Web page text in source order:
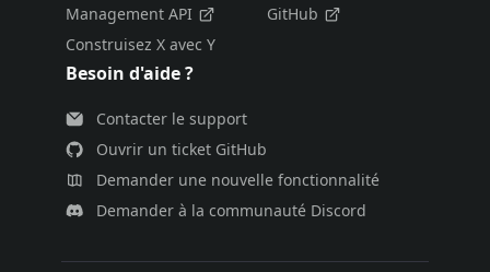
Management API
Construisez X avec Y
GitHub
Besoin d'aide ?
Contacter le support
Ouvrir un ticket GitHub
Demander une nouvelle fonctionnalité
Demander à la communauté Discord